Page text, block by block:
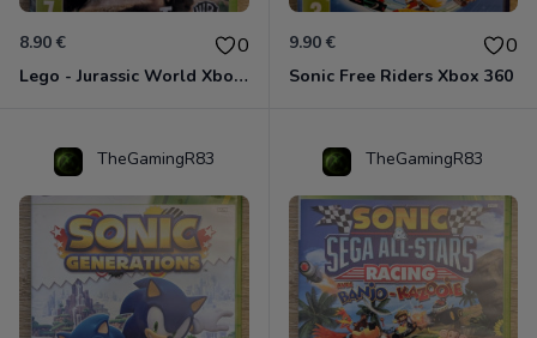
8.90 € 0
Lego - Jurassic World Xbox 360
9.90 € 0
Sonic Free Riders Xbox 360
TheGamingR83 TheGamingR83